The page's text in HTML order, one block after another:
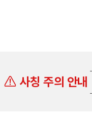
사칭 주의 안내